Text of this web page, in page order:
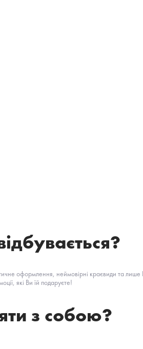
оформлення, неймовірні краєвиди та
які Ви їй подаруєте!
з собою?